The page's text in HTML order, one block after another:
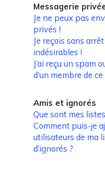
Messagerie
Je ne peux pas
privés !
Je reçois sans
indésirables !
J’ai reçu un spam
d’un membre de
Amis et ignorés
Que sont mes
Comment puis-je
utilisateurs de ma
d’ignorés ?